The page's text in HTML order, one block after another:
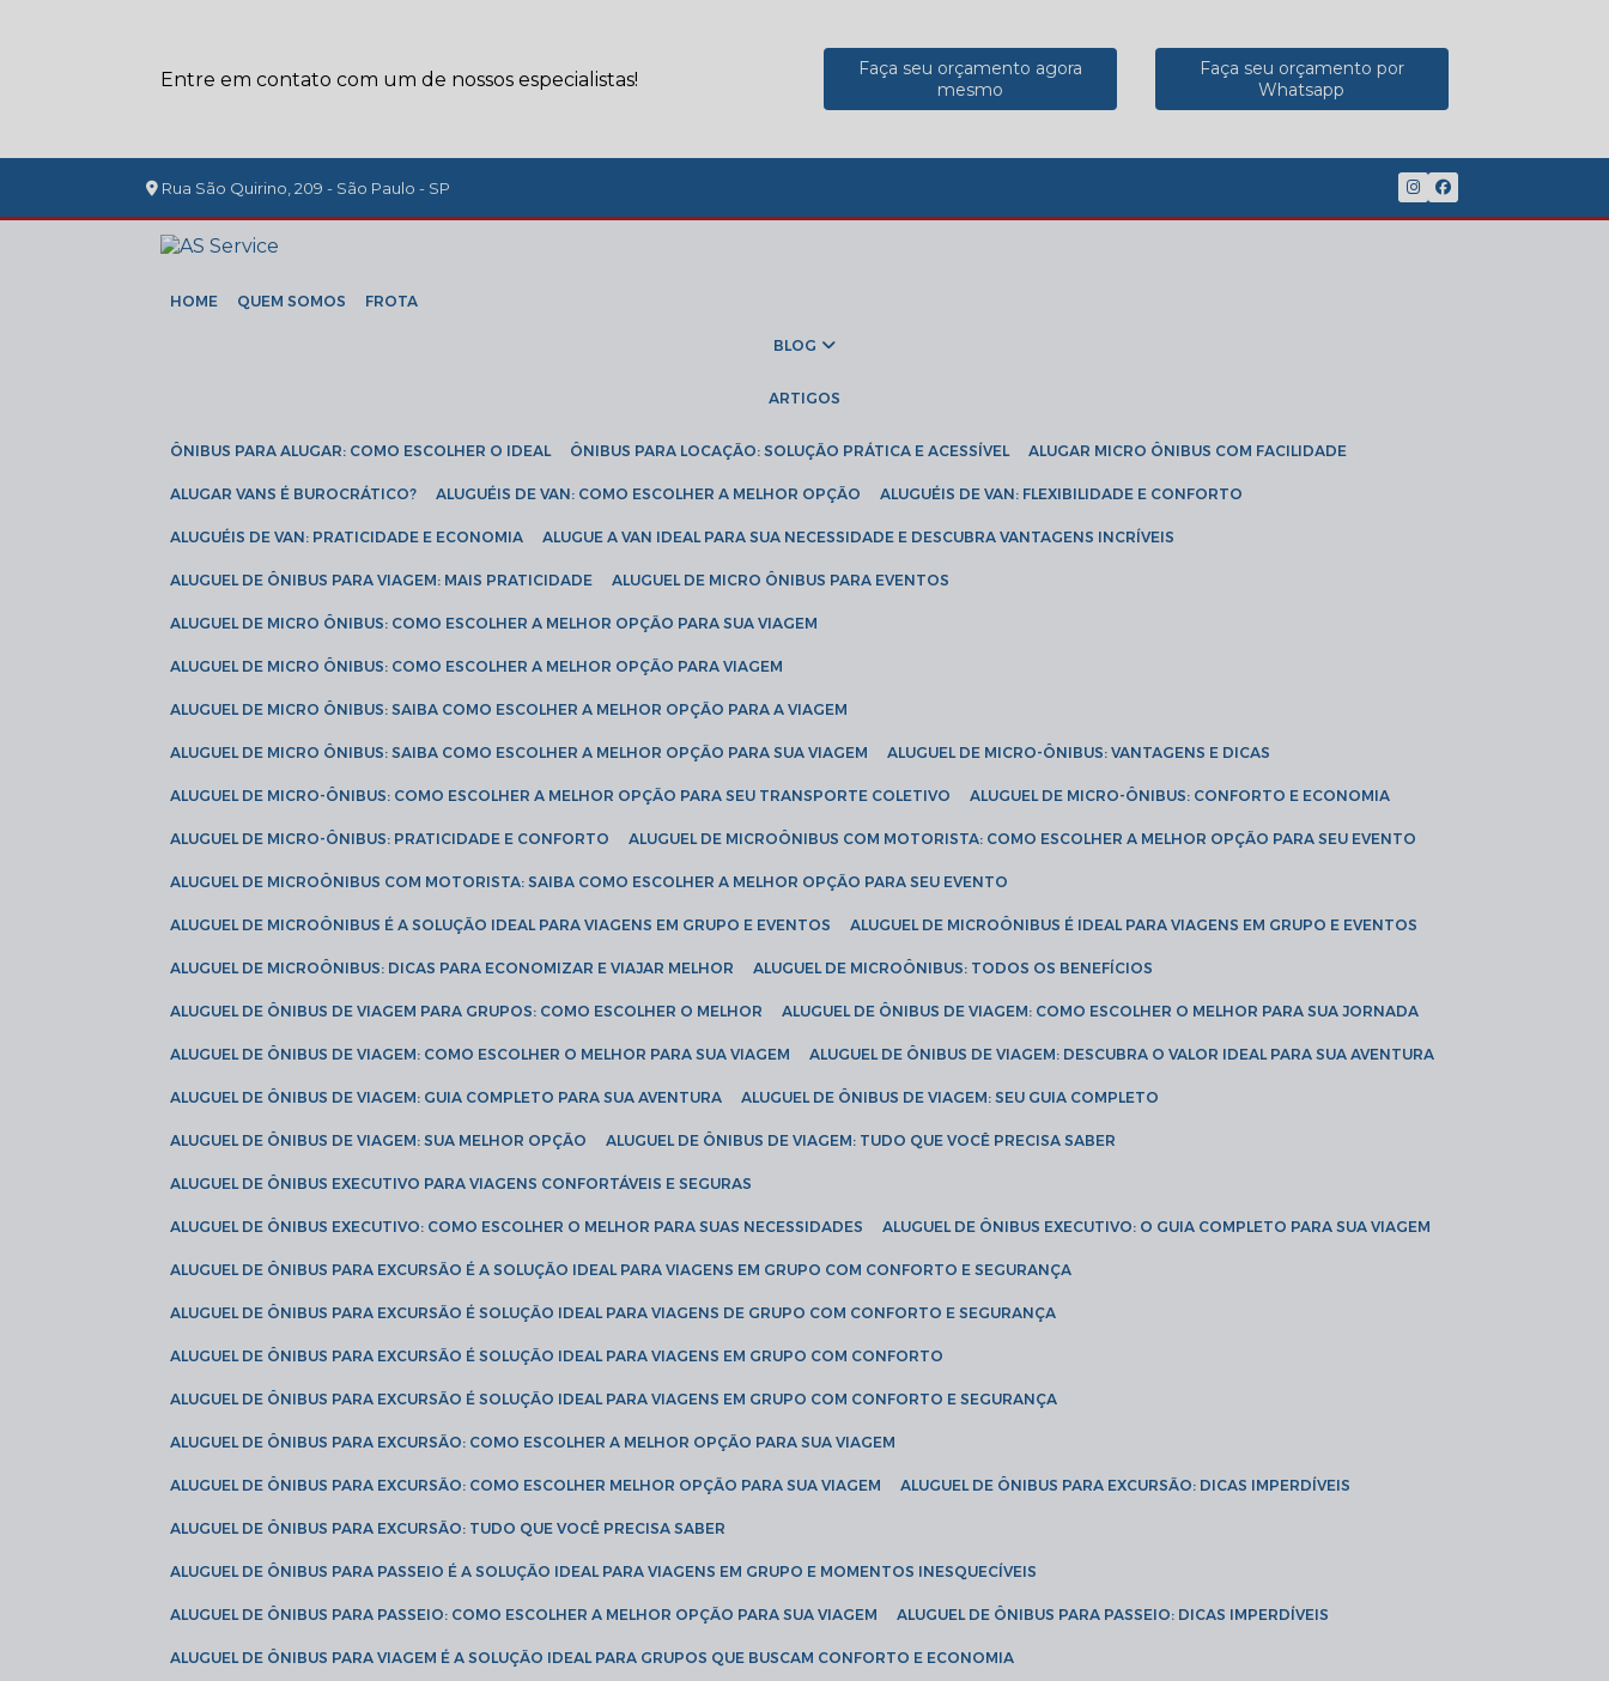
Entre em contato com um de nossos especialistas!
Faça seu orçamento agora
mesmo
Faça seu orçamento por
Whatsapp
Rua São Quirino, 209 - São Paulo - SP
HOME QUEM SOMOS FROTA
BLOG
ARTIGOS
ÔNIBUS PARA ALUGAR: COMO ESCOLHER O IDEAL ÔNIBUS PARA LOCAÇÃO: SOLUÇÃO PRÁTICA E ACESSÍVEL ALUGAR MICRO ÔNIBUS COM FACILIDADE
ALUGAR VANS É BUROCRÁTICO? ALUGUÉIS DE VAN: COMO ESCOLHER A MELHOR OPÇÃO ALUGUÉIS DE VAN: FLEXIBILIDADE E CONFORTO
ALUGUÉIS DE VAN: PRATICIDADE E ECONOMIA ALUGUE A VAN IDEAL PARA SUA NECESSIDADE E DESCUBRA VANTAGENS INCRÍVEIS
ALUGUEL DE ÔNIBUS PARA VIAGEM: MAIS PRATICIDADE ALUGUEL DE MICRO ÔNIBUS PARA EVENTOS
ALUGUEL DE MICRO ÔNIBUS: COMO ESCOLHER A MELHOR OPÇÃO PARA SUA VIAGEM
ALUGUEL DE MICRO ÔNIBUS: COMO ESCOLHER A MELHOR OPÇÃO PARA VIAGEM
ALUGUEL DE MICRO ÔNIBUS: SAIBA COMO ESCOLHER A MELHOR OPÇÃO PARA A VIAGEM
ALUGUEL DE MICRO ÔNIBUS: SAIBA COMO ESCOLHER A MELHOR OPÇÃO PARA SUA VIAGEM ALUGUEL DE MICRO-ÔNIBUS: VANTAGENS E DICAS
ALUGUEL DE MICRO-ÔNIBUS: COMO ESCOLHER A MELHOR OPÇÃO PARA SEU TRANSPORTE COLETIVO ALUGUEL DE MICRO-ÔNIBUS: CONFORTO E ECONOMIA
ALUGUEL DE MICRO-ÔNIBUS: PRATICIDADE E CONFORTO ALUGUEL DE MICROÔNIBUS COM MOTORISTA: COMO ESCOLHER A MELHOR OPÇÃO PARA SEU EVENTO
ALUGUEL DE MICROÔNIBUS COM MOTORISTA: SAIBA COMO ESCOLHER A MELHOR OPÇÃO PARA SEU EVENTO
ALUGUEL DE MICROÔNIBUS É A SOLUÇÃO IDEAL PARA VIAGENS EM GRUPO E EVENTOS ALUGUEL DE MICROÔNIBUS É IDEAL PARA VIAGENS EM GRUPO E EVENTOS
ALUGUEL DE MICROÔNIBUS: DICAS PARA ECONOMIZAR E VIAJAR MELHOR ALUGUEL DE MICROÔNIBUS: TODOS OS BENEFÍCIOS
ALUGUEL DE ÔNIBUS DE VIAGEM PARA GRUPOS: COMO ESCOLHER O MELHOR ALUGUEL DE ÔNIBUS DE VIAGEM: COMO ESCOLHER O MELHOR PARA SUA JORNADA
ALUGUEL DE ÔNIBUS DE VIAGEM: COMO ESCOLHER O MELHOR PARA SUA VIAGEM ALUGUEL DE ÔNIBUS DE VIAGEM: DESCUBRA O VALOR IDEAL PARA SUA AVENTURA
ALUGUEL DE ÔNIBUS DE VIAGEM: GUIA COMPLETO PARA SUA AVENTURA ALUGUEL DE ÔNIBUS DE VIAGEM: SEU GUIA COMPLETO
ALUGUEL DE ÔNIBUS DE VIAGEM: SUA MELHOR OPÇÃO ALUGUEL DE ÔNIBUS DE VIAGEM: TUDO QUE VOCÊ PRECISA SABER
ALUGUEL DE ÔNIBUS EXECUTIVO PARA VIAGENS CONFORTÁVEIS E SEGURAS
ALUGUEL DE ÔNIBUS EXECUTIVO: COMO ESCOLHER O MELHOR PARA SUAS NECESSIDADES ALUGUEL DE ÔNIBUS EXECUTIVO: O GUIA COMPLETO PARA SUA VIAGEM
ALUGUEL DE ÔNIBUS PARA EXCURSÃO É A SOLUÇÃO IDEAL PARA VIAGENS EM GRUPO COM CONFORTO E SEGURANÇA
ALUGUEL DE ÔNIBUS PARA EXCURSÃO É SOLUÇÃO IDEAL PARA VIAGENS DE GRUPO COM CONFORTO E SEGURANÇA
ALUGUEL DE ÔNIBUS PARA EXCURSÃO É SOLUÇÃO IDEAL PARA VIAGENS EM GRUPO COM CONFORTO
ALUGUEL DE ÔNIBUS PARA EXCURSÃO É SOLUÇÃO IDEAL PARA VIAGENS EM GRUPO COM CONFORTO E SEGURANÇA
ALUGUEL DE ÔNIBUS PARA EXCURSÃO: COMO ESCOLHER A MELHOR OPÇÃO PARA SUA VIAGEM
ALUGUEL DE ÔNIBUS PARA EXCURSÃO: COMO ESCOLHER MELHOR OPÇÃO PARA SUA VIAGEM ALUGUEL DE ÔNIBUS PARA EXCURSÃO: DICAS IMPERDÍVEIS
ALUGUEL DE ÔNIBUS PARA EXCURSÃO: TUDO QUE VOCÊ PRECISA SABER
ALUGUEL DE ÔNIBUS PARA PASSEIO É A SOLUÇÃO IDEAL PARA VIAGENS EM GRUPO E MOMENTOS INESQUECÍVEIS
ALUGUEL DE ÔNIBUS PARA PASSEIO: COMO ESCOLHER A MELHOR OPÇÃO PARA SUA VIAGEM ALUGUEL DE ÔNIBUS PARA PASSEIO: DICAS IMPERDÍVEIS
ALUGUEL DE ÔNIBUS PARA VIAGEM É A SOLUÇÃO IDEAL PARA GRUPOS QUE BUSCAM CONFORTO E ECONOMIA